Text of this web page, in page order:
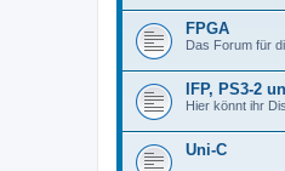
FPGA
Das Forum für
IFP, PS3-2
Hier könnt ihr
Uni-C